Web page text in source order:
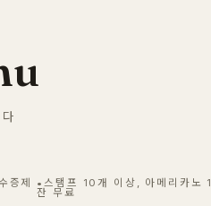
증제 •스탬프 10개 이상, 아메리카노 1
잔 무료